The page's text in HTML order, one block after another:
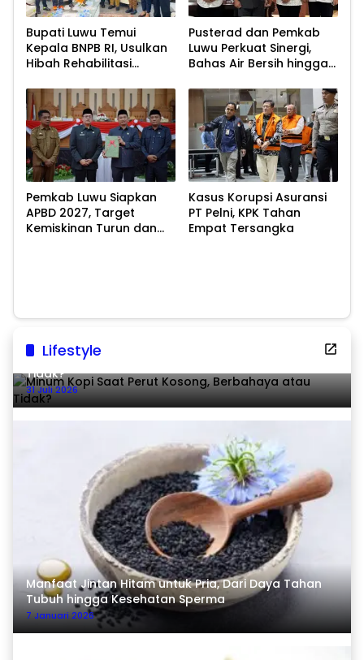
Bupati Luwu Temui
Kepala BNPB RI, Usulkan
Hibah Rehabilitasi
Pusterad dan Pemkab
Luwu Perkuat Sinergi,
Bahas Air Bersih hingga
Pascabencana
Pemkab Luwu Siapkan
APBD 2027, Target
Kemiskinan Turun dan
Kasus Korupsi Asuransi
PT Pelni, KPK Tahan
Empat Tersangka
Lifestyle
Minum Kopi Saat Perut Kosong, Berbahaya atau
Tidak?
31 Juli 2026
Manfaat Jintan Hitam untuk Pria, Dari Daya Tahan
Tubuh hingga Kesehatan Sperma
7 Januari 2026